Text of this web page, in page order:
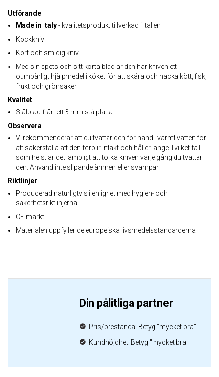
Utförande
Made in Italy- kvalitetsprodukt tillverkad i Italien
Kockkniv
Kort och smidig kniv
Med sin spets och sitt korta blad är den här kniven ett
oumbärligt hjälpmedel i köket för att skära och hacka kött, fisk,
frukt och grönsaker
Kvalitet
Stålblad från ett 3 mm stålplatta
Observera
Vi rekommenderar att du tvättar den för hand i varmt vatten för
att säkerställa att den förblir intakt och håller länge. I vilket fall
som helst är det lämpligt att torka kniven varje gång du tvättar
den. Använd inte slipande ämnen eller svampar
Riktlinjer
Producerad naturligtvis i enlighet med hygien- och
säkerhetsriktlinjerna.
CE-märkt
Materialen uppfyller de europeiska livsmedelsstandarderna
Din pålitliga partner
Pris/prestanda: Betyg "mycket bra"
Kundnöjdhet: Betyg "mycket bra"